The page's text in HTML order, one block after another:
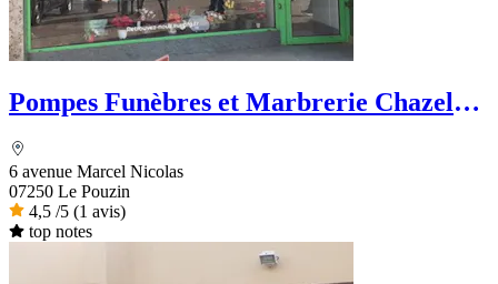
Pompes Funèbres et Marbrerie Chazel
6 avenue Marcel Nicolas
07250 Le Pouzin
4,5 /5 (1 avis)
top notes